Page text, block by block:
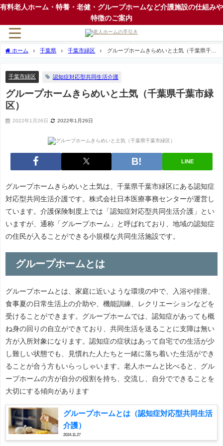
有料老人ホーム・特養・老健・グループホームなど介護施設の仕組みや
特徴のご案内
ホーム 千葉県 千葉市緑区
グループホームきらめいと土気（千葉県千葉
千葉市緑区 認知症対応型共同生活介護
グループホームきらめいと土気（千葉県千葉市緑
区）
2022年1月26日 2022年1月26日
LINE
グループホームきらめいと土気は、千葉県千葉市緑区にある認知症
対応型共同生活介護です。株式会社日本医療事務センターが運営し
ています。介護保険制度上では「認知症対応型共同生活介護」とい
いますが、通称「グループホーム」と呼ばれており、地域の認知症
の住民が入ることができる小規模な共同生活施設です。
グループホームとは
グループホームとは、家庭に近いような環境の中で、入浴や排泄、
食事夏の日常生活上の介助や、機能訓練、レクリエーションなどを
受けることができます。グループホームでは、認知症があっても概
ね身の回りの自立ができており、共同生活を送ることに支障は無い
方が入所対象になります。認知症の症状はあって自宅での生活が少
し難しい状態でも、見慣れた人たちと一緒に落ち着いた生活ができ
ることが合う方もいらっしゃいます。老人ホームと比べると、グル
ープホームの方が自分の役割を持ち、交流し、自分でできることを
大切にする傾向があります
グループホームとは（認知症対応型共同生活
介護）
2024.11.27